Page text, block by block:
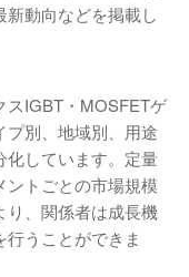
動向などを掲載し
スIGBT・MOSFETゲ
プ別、地域別、用途
化しています。定量
ントごとの市場規模
り、関係者は成長機
うことができま